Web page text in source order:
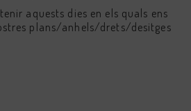
aquests dies en els quals ens
plans/anhels/drets/desitges